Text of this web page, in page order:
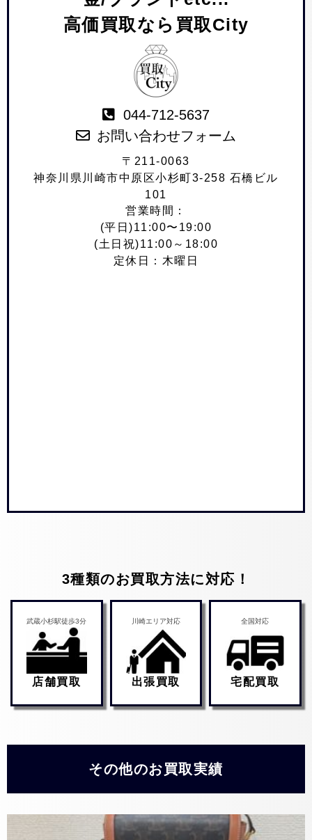
高価買取なら買取City
044-712-5637
お問い合わせフォーム
〒211-0063
神奈川県川崎市中原区小杉町3-258 石橋ビル
101
営業時間：
(平日)11:00〜19:00
(土日祝)11:00～18:00
定休日：木曜日
3種類のお買取方法に対応！
武蔵小杉駅徒歩3分
店舗買取
川崎エリア対応
出張買取
全国対応
宅配買取
その他のお買取実績